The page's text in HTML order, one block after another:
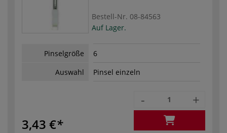
Bestell-Nr. 08-84563
Auf Lager.
Pinselgröße
6
Auswahl
Pinsel einzeln
3,43 €
- +